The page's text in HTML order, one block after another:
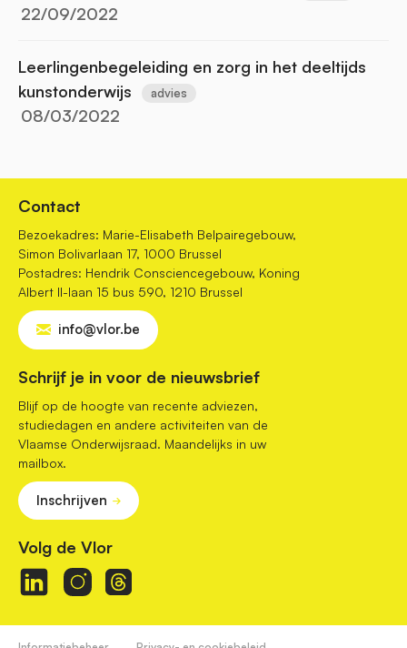
22/09/2022
Leerlingenbegeleiding en zorg in het deeltijds
kunstonderwijs
advies
08/03/2022
Contact
Bezoekadres: Marie-Elisabeth Belpairegebouw,
Simon Bolivarlaan 17, 1000 Brussel
Postadres: Hendrik Consciencegebouw, Koning
Albert II-laan 15 bus 590, 1210 Brussel
info@vlor.be
Schrijf je in voor de nieuwsbrief
Blijf op de hoogte van recente adviezen,
studiedagen en andere activiteiten van de
Vlaamse Onderwijsraad. Maandelijks in uw
mailbox.
Inschrijven
Volg de Vlor